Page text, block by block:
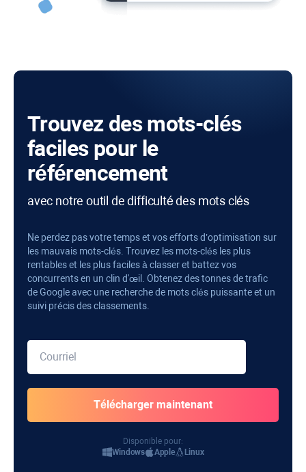
Trouvez des mots-clés
faciles pour le
référencement
avec notre outil de difficulté des mots clés
Ne perdez pas votre temps et vos efforts d’optimisation sur
les mauvais mots-clés. Trouvez les mots-clés les plus
rentables et les plus faciles à classer et battez vos
concurrents en un clin d'œil. Obtenez des tonnes de trafic
de Google avec une recherche de mots clés puissante et un
suivi précis des classements.
Disponible pour:
Windows
Apple Linux